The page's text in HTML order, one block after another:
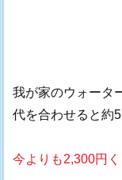
我が家のウォータ
代を合わせると約
今よりも2,300円